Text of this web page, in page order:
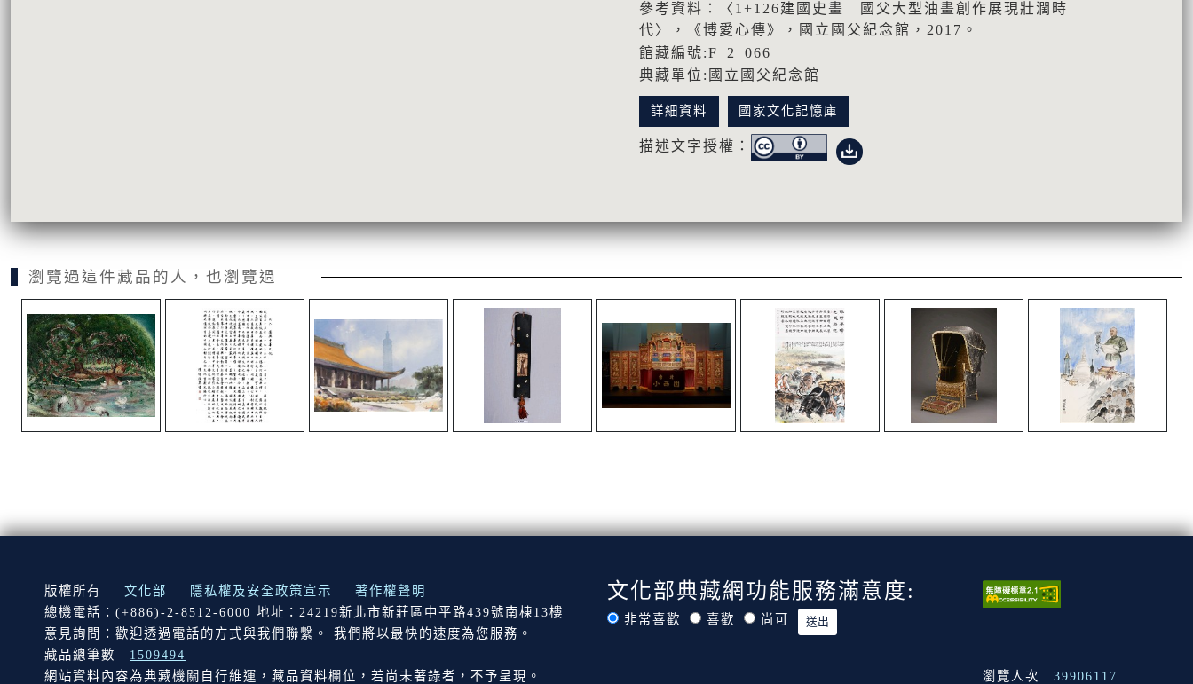
參考資料：〈1+126建國史畫 國父大型油畫創作展現壯濶時
代〉，《博愛心傳》，國立國父紀念館，2017。
館藏編號:F_2_066
典藏單位:國立國父紀念館
詳細資料 國家文化記憶庫
描述文字授權：
瀏覽過這件藏品的人，也瀏覽過
:::
版權所有 文化部 隱私權及安全政策宣示
著作權聲明
總機電話：(+886)-2-8512-6000 地址：24219新北市新莊區中平路439號南棟13樓
意見詢問：歡迎透過電話的方式與我們聯繫。 我們將以最快的速度為您服務。
藏品總筆數
1509494
文化部典藏網功能服務滿意度:
非常喜歡 喜歡 尚可
網站資料內容為典藏機關自行維運，藏品資料欄位，若尚未著錄者，不予呈現。 瀏覽人次 39906117